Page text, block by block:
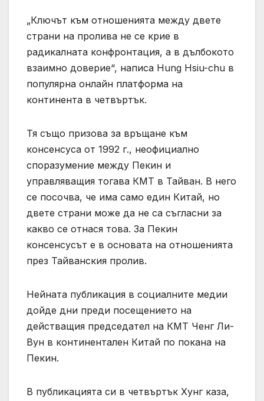
„Ключът към отношенията между двете
страни на пролива не се крие в
радикалната конфронтация, а в дълбокото
взаимно доверие“, написа Hung Hsiu-chu в
популярна онлайн платформа на
континента в четвъртък.
Тя също призова за връщане към
консенсуса от 1992 г., неофициално
споразумение между Пекин и
управляващия тогава КМТ в Тайван. В него
се посочва, че има само един Китай, но
двете страни може да не са съгласни за
какво се отнася това. За Пекин
консенсусът е в основата на отношенията
през Тайванския пролив.
Нейната публикация в социалните медии
дойде дни преди посещението на
действащия председател на КМТ Ченг Ли-
Вун в континентален Китай по покана на
Пекин.
В публикацията си в четвъртък Хунг каза,